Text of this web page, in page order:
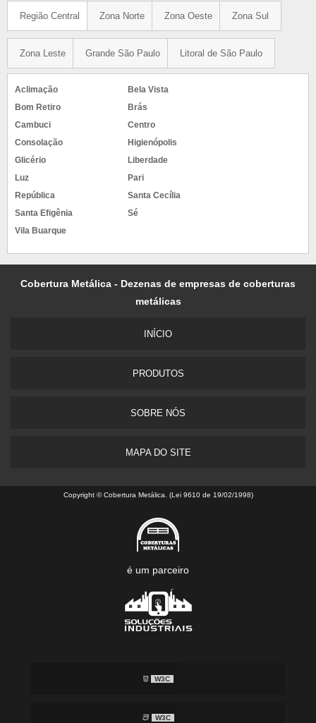
Região Central Zona Norte Zona Oeste Zona Sul
Zona Leste Grande São Paulo Litoral de São Paulo
Aclimação
Bela Vista
Bom Retiro
Brás
Cambuci
Centro
Consolação
Higienópolis
Glicério
Liberdade
Luz
Pari
República
Santa Cecília
Santa Efigênia
Sé
Vila Buarque
Cobertura Metálica - Dezenas de empresas de coberturas
metálicas
INÍCIO
PRODUTOS
SOBRE NÓS
MAPA DO SITE
Copyright © Cobertura Metálica. (Lei 9610 de 19/02/1998)
é um parceiro
W3C
W3C